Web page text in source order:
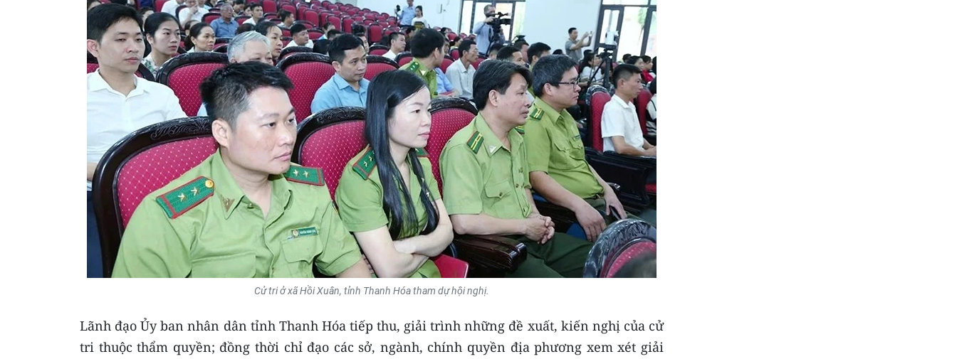
Cử tri ở xã Hồi Xuân, tỉnh Thanh Hóa tham dự hội nghị.
Lãnh đạo Ủy ban nhân dân tỉnh Thanh Hóa tiếp thu, giải trình những đề xuất, kiến nghị của cử
tri thuộc thẩm quyền; đồng thời chỉ đạo các sở, ngành, chính quyền địa phương xem xét giải